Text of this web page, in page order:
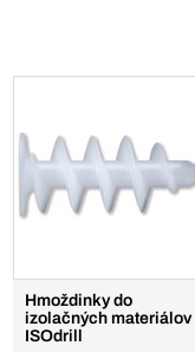
Hmoždinky do
izolačných materiálov
ISOdrill